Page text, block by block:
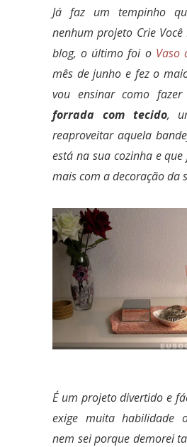
Já faz um tempinho
nenhum projeto Crie
blog, o último foi o Vaso
mês de junho e fez o
vou ensinar como fazer
forrada com tecido,
reaproveitar aquela
está na sua cozinha e
mais com a decoração da
É um projeto divertido e
exige muita habilidade
nem sei porque demorei